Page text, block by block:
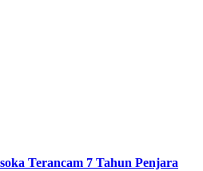
Terancam 7 Tahun Penjara